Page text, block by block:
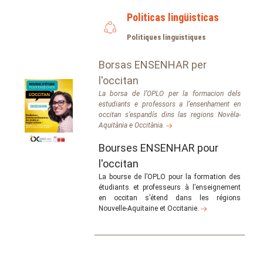
Politicas lingüisticas
Politiques linguistiques
Borsas ENSENHAR per
l'occitan
La borsa de l’OPLO per la formacion dels
estudiants e professors a l’ensenhament en
occitan s’espandís dins las regions Novèla-
Aquitània e Occitània.
Bourses ENSENHAR pour
l'occitan
La bourse de l’OPLO pour la formation des
étudiants et professeurs à l’enseignement
en occitan s’étend dans les régions
Nouvelle-Aquitaine et Occitanie.